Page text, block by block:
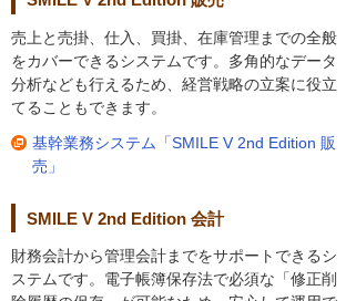
売上と売掛、仕入、買掛、在庫管理までの全般
をカバーできるシステムです。多角的なデータ
分析なども行えるため、経営戦略の立案に役立
てることもできます。
基幹業務システム「SMILE V 2nd Edition 販
売」
SMILE V 2nd Edition 会計
財務会計から管理会計までをサポートできるシ
ステムです。電子帳簿保存法で必須な「修正削